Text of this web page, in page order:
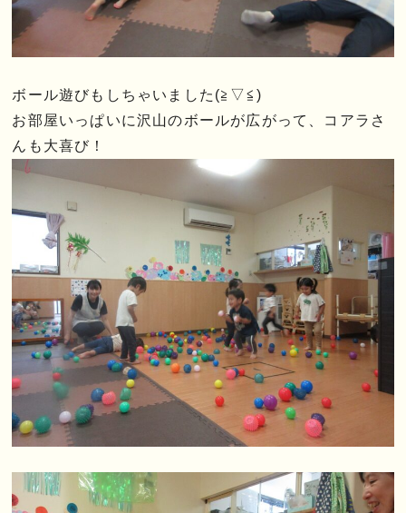
ボール遊びもしちゃいました(≧▽≦)
お部屋いっぱいに沢山のボールが広がって、コアラさ
んも大喜び！